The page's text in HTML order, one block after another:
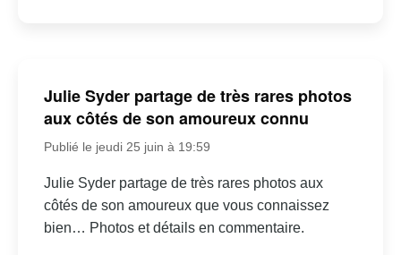
Julie Syder partage de très rares photos
aux côtés de son amoureux connu
Publié le jeudi 25 juin à 19:59
Julie Syder partage de très rares photos aux
côtés de son amoureux que vous connaissez
bien… Photos et détails en commentaire.